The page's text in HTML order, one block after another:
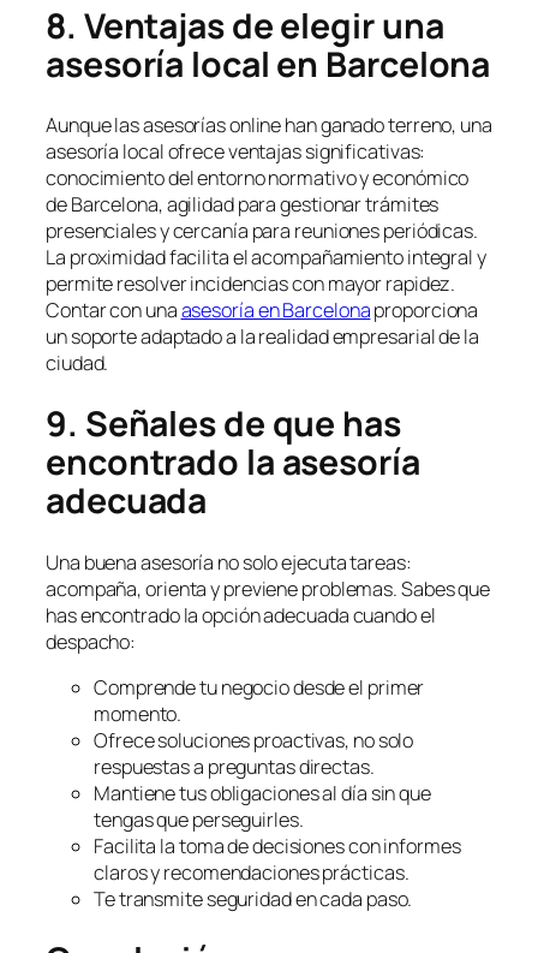
8. Ventajas de elegir una
asesoría local en Barcelona
Aunque las asesorías online han ganado terreno, una
asesoría local ofrece ventajas significativas:
conocimiento del entorno normativo y económico
de Barcelona, agilidad para gestionar trámites
presenciales y cercanía para reuniones periódicas.
La proximidad facilita el acompañamiento integral y
permite resolver incidencias con mayor rapidez.
Contar con unaasesoría en Barcelonaproporciona
un soporte adaptado a la realidad empresarial de la
ciudad.
9. Señales de que has
encontrado la asesoría
adecuada
Una buena asesoría no solo ejecuta tareas:
acompaña, orienta y previene problemas. Sabes que
has encontrado la opción adecuada cuando el
despacho:
Comprende tu negocio desde el primer
momento.
Ofrece soluciones proactivas, no solo
respuestas a preguntas directas.
Mantiene tus obligaciones al día sin que
tengas que perseguirles.
Facilita la toma de decisiones con informes
claros y recomendaciones prácticas.
Te transmite seguridad en cada paso.